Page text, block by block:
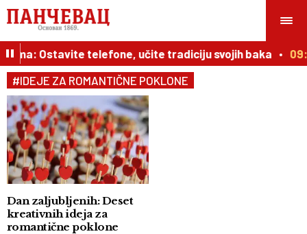
Ostavite telefone, učite tradiciju svojih baka
#IDEJE ZA ROMANTIČNE POKLONE
Dan zaljubljenih: Deset
kreativnih ideja za
romantične poklone